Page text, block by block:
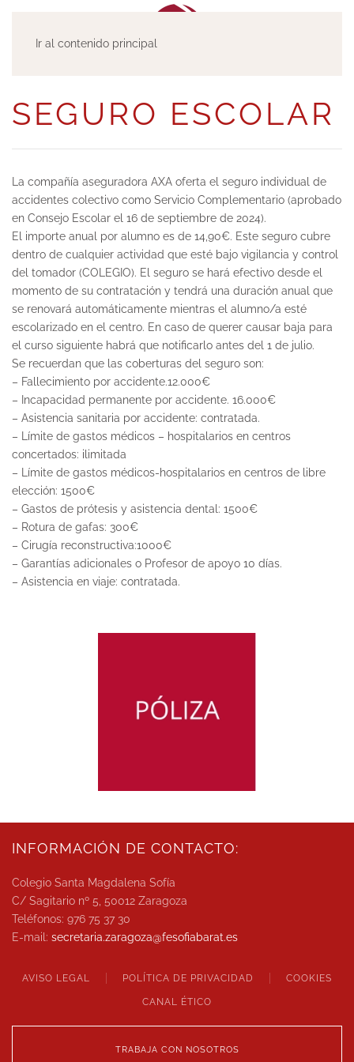
Ir al contenido principal
SEGURO ESCOLAR
La compañía aseguradora AXA oferta el seguro individual de
accidentes colectivo como Servicio Complementario (aprobado
en Consejo Escolar el 16 de septiembre de 2024).
El importe anual por alumno es de 14,90€. Este seguro cubre
dentro de cualquier actividad que esté bajo vigilancia y control
del tomador (COLEGIO). El seguro se hará efectivo desde el
momento de su contratación y tendrá una duración anual que
se renovará automáticamente mientras el alumno/a esté
escolarizado en el centro. En caso de querer causar baja para
el curso siguiente habrá que notificarlo antes del 1 de julio.
Se recuerdan que las coberturas del seguro son:
– Fallecimiento por accidente.12.000€
– Incapacidad permanente por accidente. 16.000€
– Asistencia sanitaria por accidente: contratada.
– Límite de gastos médicos – hospitalarios en centros
concertados: ilimitada
– Límite de gastos médicos-hospitalarios en centros de libre
elección: 1500€
– Gastos de prótesis y asistencia dental: 1500€
– Rotura de gafas: 300€
– Cirugía reconstructiva:1000€
– Garantías adicionales o Profesor de apoyo 10 días.
– Asistencia en viaje: contratada.
SABER MÁS
INFORMACIÓN DE CONTACTO:
Colegio Santa Magdalena Sofía
C/ Sagitario nº 5, 50012 Zaragoza
Teléfonos: 976 75 37 30
E-mail: secretaria.zaragoza@fesofiabarat.es
AVISO LEGAL POLÍTICA DE PRIVACIDAD COOKIES
CANAL ÉTICO
TRABAJA CON NOSOTROS